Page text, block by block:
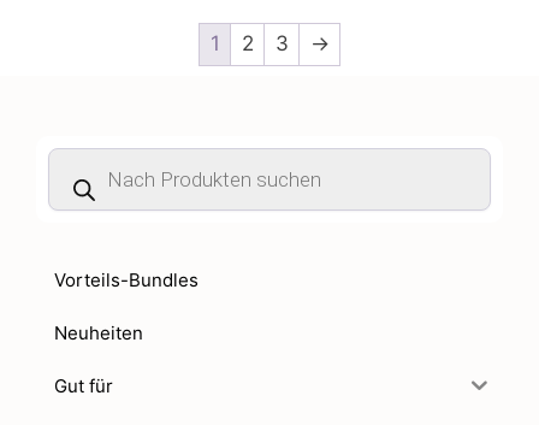
1 2 3 →
Products
search
Vorteils-Bundles
Neuheiten
Gut für